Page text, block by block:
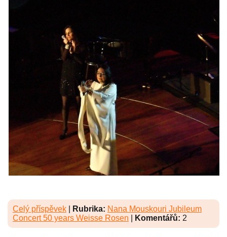
Celý příspěvek Rubrika: Nana Mouskouri Jubileum
Concert 50 years Weisse Rosen
Komentářů: 2